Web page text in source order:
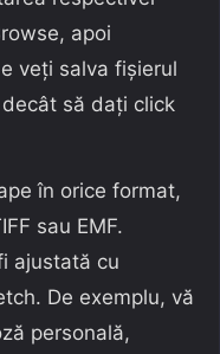
apoi
veți salva fișierul
să dați click
în orice format,
sau EMF.
ajustată cu
De exemplu, vă
personală,